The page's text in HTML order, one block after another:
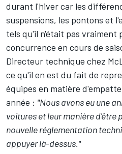
durant l'hiver car les
suspensions, les pontons et
tels qu'il n'était pas vraiment
concurrence en cours de
Directeur technique chez
ce qu'il en est du fait de
équipes en matière
année : "Nous avons eu une
voitures et leur manière
nouvelle réglementation
appuyer là-dessus."